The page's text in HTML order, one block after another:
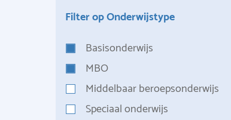
Filter op Onderwijstype
Basisonderwijs
MBO
Middelbaar beroepsonderwijs
Speciaal onderwijs